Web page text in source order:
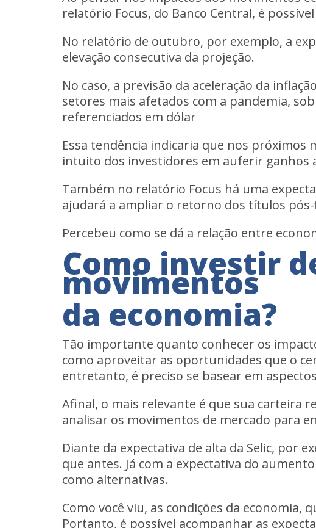
relatório Focus, do Banco Central, é
No relatório de outubro, por exemplo, a
elevação consecutiva da projeção.
No caso, a previsão da aceleração da
setores mais afetados com a pandemia,
referenciados em dólar
Essa tendência indicaria que nos
intuito dos investidores em auferir ganhos
Também no relatório Focus há uma
ajudará a ampliar o retorno dos títulos pós-
Percebeu como se dá a relação entre
Como investir
movimentos
da economia?
Tão importante quanto conhecer os
como aproveitar as oportunidades que o
entretanto, é preciso se basear em
Afinal, o mais relevante é que sua carteira
analisar os movimentos de mercado para
Diante da expectativa de alta da Selic, por
que antes. Já com a expectativa do
como alternativas.
Como você viu, as condições da
Portanto, é possível acompanhar as